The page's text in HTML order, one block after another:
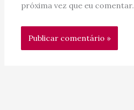
próxima vez que eu comentar.